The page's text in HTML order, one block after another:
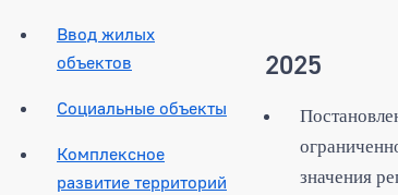
Ввод жилых
объектов
Социальные объекты
Комплексное
развитие территорий
2025
значения